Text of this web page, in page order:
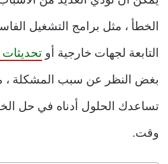
الخطأ ، مثل برامج التشغيل
التابعة لجهات خارجية أو تحديثات Windows
بغض النظر عن سبب المشكلة ،
تساعدك الحلول أدناه في حل
وقت.